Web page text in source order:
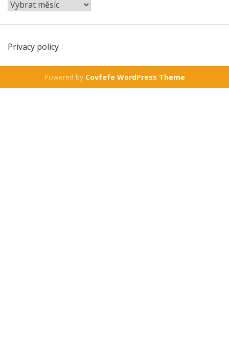
Privacy policy
Powered by Covfefe WordPress Theme